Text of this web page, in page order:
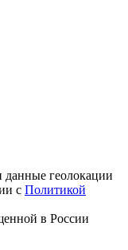
данные геолокации
с Политикой
в России